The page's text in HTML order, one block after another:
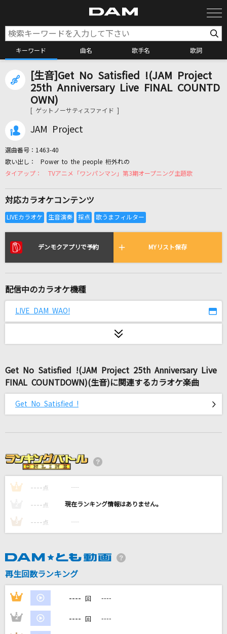
キーワード 曲名 歌手名 歌詞
カラオケ検索
カラオケ店舗検索
いつか
Saucy Dog
BLUE
BIGBANG
sh0ut
SawanoHiroyuki[nZk]:Tielle&Gemie
ANTENNA
Mrs. GREEN APPLE
Kawasaki Drift
TUBE(チューブ)
my life
Mr.Children
[生音]Get No Satisfied !(JAM Project
25th Anniversary Live FINAL COUNTD
OWN)
[ ゲットノーサティスファイド ]
JAM Project
選曲番号： 1463-40
Power to the people 桁外れの
TVアニメ「ワンパンマン」第3期オープニング主題歌
対応カラオケコンテンツ
デンモクアプリで予約 MYリスト保存
配信中のカラオケ機種
LIVE DAM WAO!
Get No Satisfied !(JAM Project 25th Anniversary Live
FINAL COUNTDOWN)(生音)に関連するカラオケ楽曲
Get No Satisfied !
1 ---- 点 ----
---- 点 ----
3 ---- 点 ----
再生回数ランキング
1 ---- 回 ----
2 ---- 回 ----